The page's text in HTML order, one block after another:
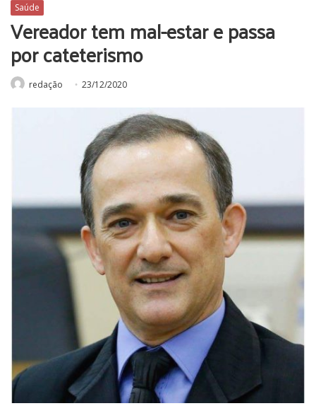
Saúde
Vereador tem mal-estar e passa
por cateterismo
redação 23/12/2020